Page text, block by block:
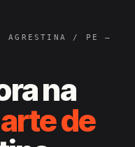
AGRESTINA / PE —
na
de